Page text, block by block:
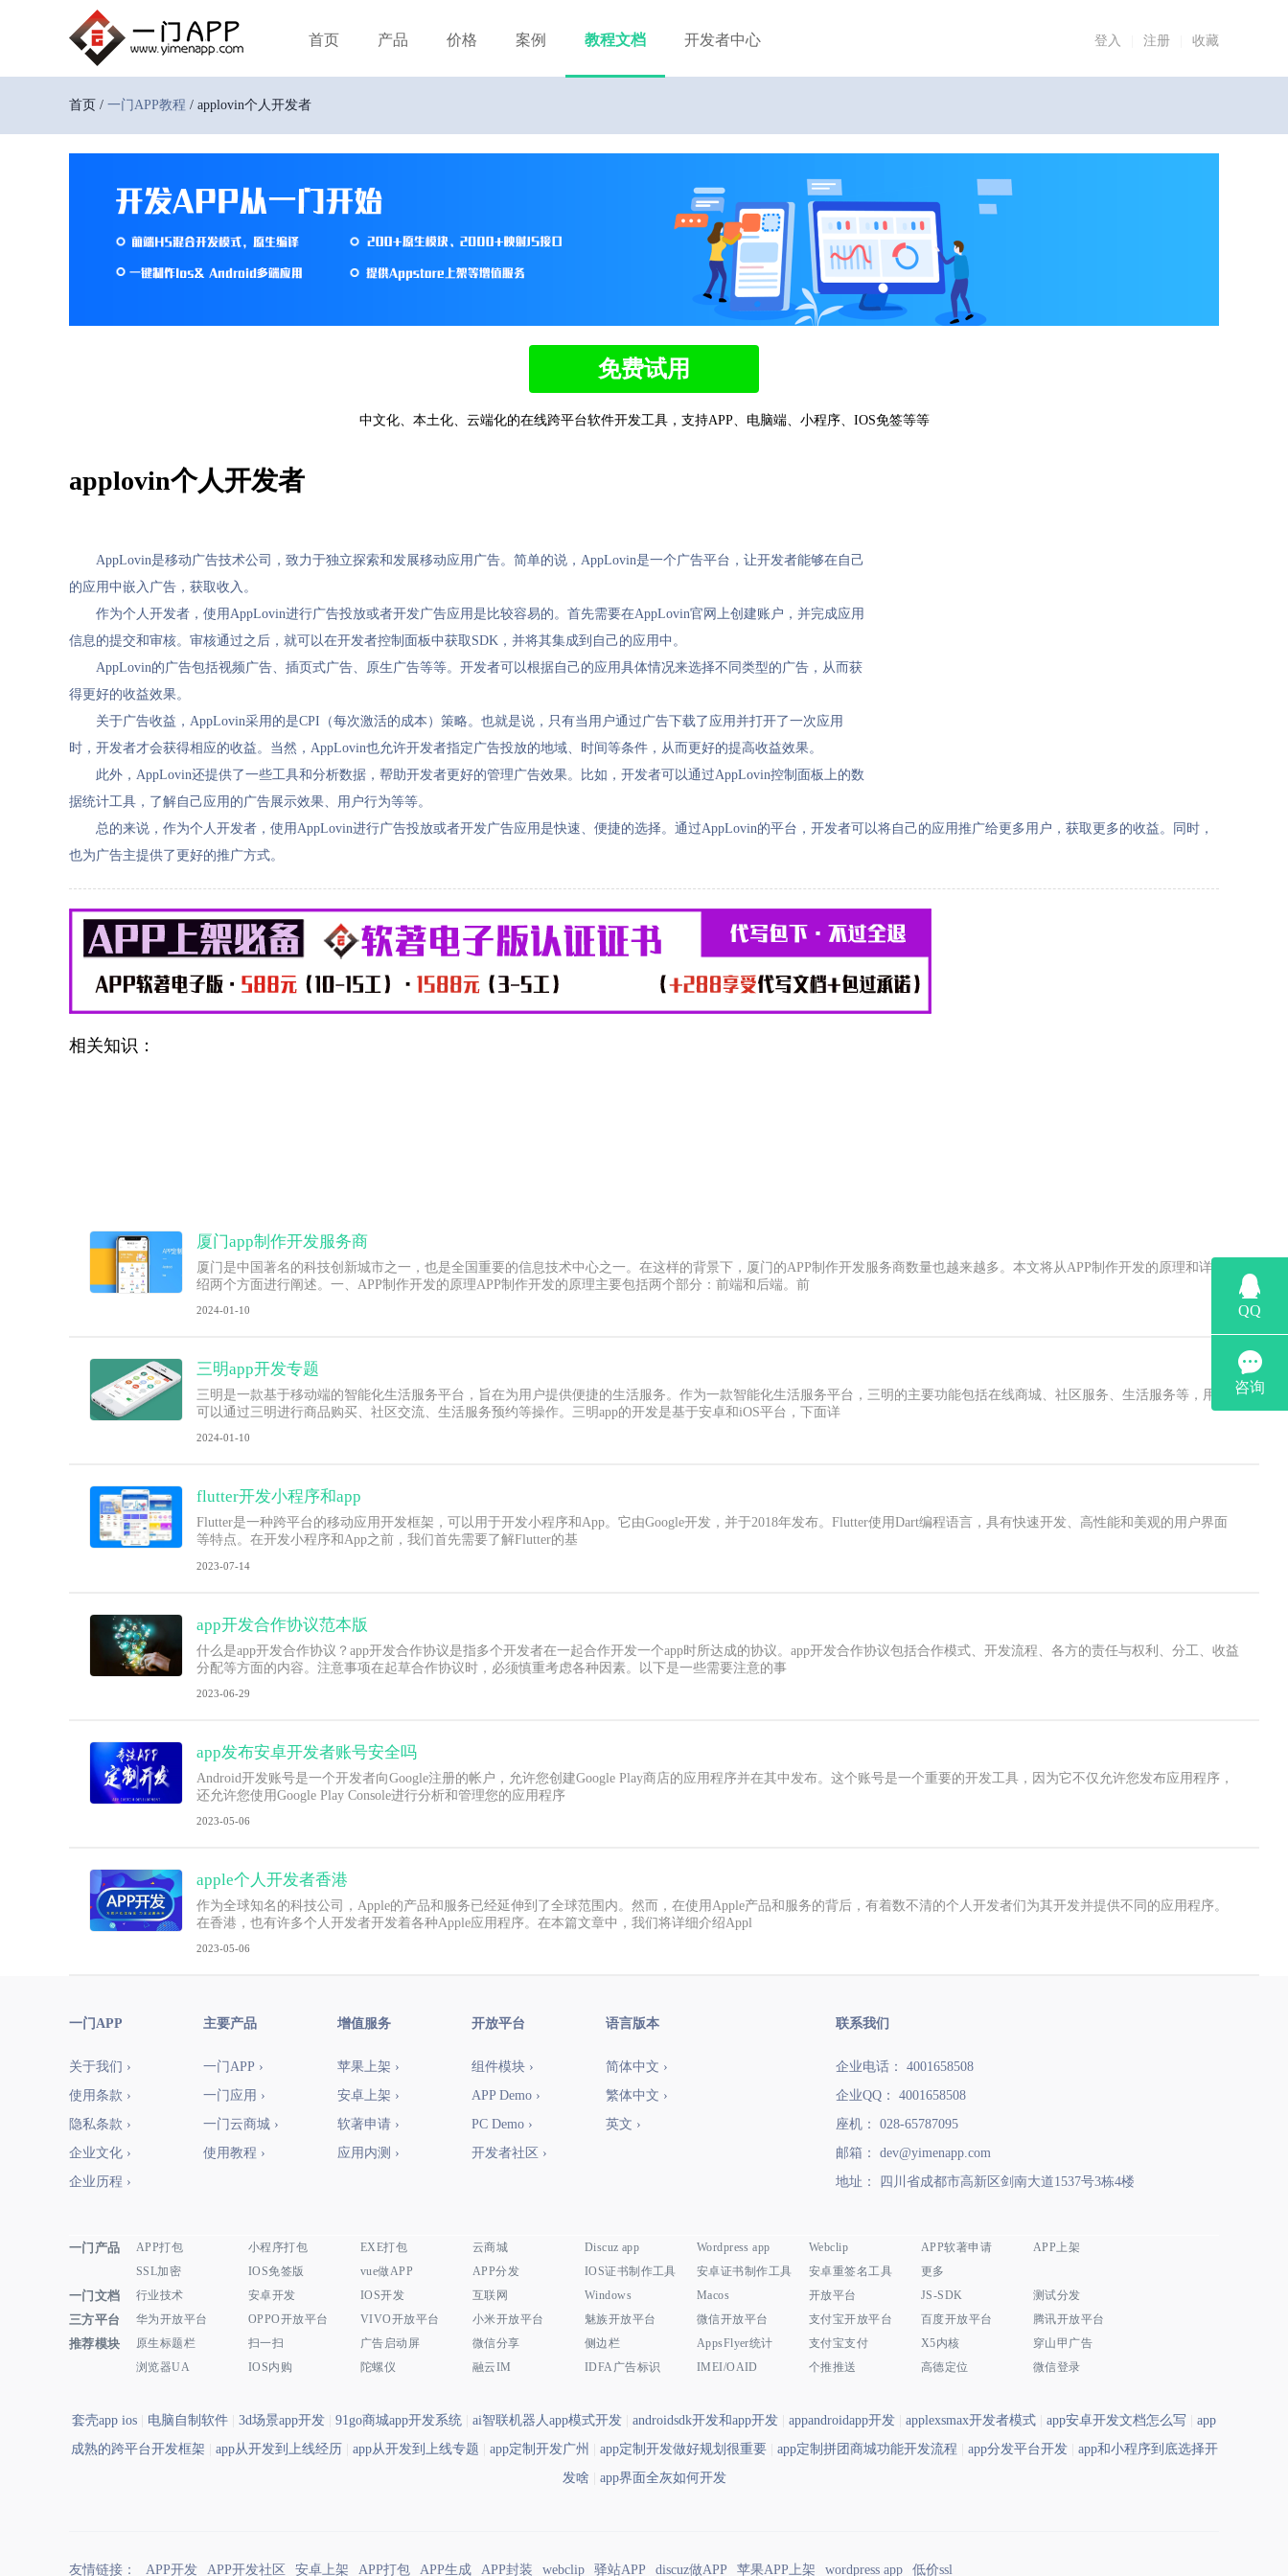
登入 注册 收藏
首页 产品 价格 案例 教程文档 开发者中心
首页 / 一门APP教程 / applovin个人开发者
免费试用
中文化、本土化、云端化的在线跨平台软件开发工具，支持APP、电脑端、小程序、IOS免签等等
applovin个人开发者
AppLovin是移动广告技术公司，致力于独立探索和发展移动应用广告。简单的说，AppLovin是一个广告平台，让开发者能够在自己
的应用中嵌入广告，获取收入。
作为个人开发者，使用AppLovin进行广告投放或者开发广告应用是比较容易的。首先需要在AppLovin官网上创建账户，并完成应用
信息的提交和审核。审核通过之后，就可以在开发者控制面板中获取SDK，并将其集成到自己的应用中。
AppLovin的广告包括视频广告、插页式广告、原生广告等等。开发者可以根据自己的应用具体情况来选择不同类型的广告，从而获
得更好的收益效果。
关于广告收益，AppLovin采用的是CPI（每次激活的成本）策略。也就是说，只有当用户通过广告下载了应用并打开了一次应用
时，开发者才会获得相应的收益。当然，AppLovin也允许开发者指定广告投放的地域、时间等条件，从而更好的提高收益效果。
此外，AppLovin还提供了一些工具和分析数据，帮助开发者更好的管理广告效果。比如，开发者可以通过AppLovin控制面板上的数
据统计工具，了解自己应用的广告展示效果、用户行为等等。
总的来说，作为个人开发者，使用AppLovin进行广告投放或者开发广告应用是快速、便捷的选择。通过AppLovin的平台，开发者可以将自己的应用推广给更多用户，获取更多的收益。同时，
也为广告主提供了更好的推广方式。
相关知识：
厦门app制作开发服务商
厦门是中国著名的科技创新城市之一，也是全国重要的信息技术中心之一。在这样的背景下，厦门的APP制作开发服务商数量也越来越多。本文将从APP制作开发的原理和详细介
绍两个方面进行阐述。一、APP制作开发的原理APP制作开发的原理主要包括两个部分：前端和后端。前
2024-01-10
三明app开发专题
三明是一款基于移动端的智能化生活服务平台，旨在为用户提供便捷的生活服务。作为一款智能化生活服务平台，三明的主要功能包括在线商城、社区服务、生活服务等，用户
可以通过三明进行商品购买、社区交流、生活服务预约等操作。三明app的开发是基于安卓和iOS平台，下面详
2024-01-10
flutter开发小程序和app
Flutter是一种跨平台的移动应用开发框架，可以用于开发小程序和App。它由Google开发，并于2018年发布。Flutter使用Dart编程语言，具有快速开发、高性能和美观的用户界面
等特点。在开发小程序和App之前，我们首先需要了解Flutter的基
2023-07-14
app开发合作协议范本版
什么是app开发合作协议？app开发合作协议是指多个开发者在一起合作开发一个app时所达成的协议。app开发合作协议包括合作模式、开发流程、各方的责任与权利、分工、收益
分配等方面的内容。注意事项在起草合作协议时，必须慎重考虑各种因素。以下是一些需要注意的事
2023-06-29
app发布安卓开发者账号安全吗
Android开发账号是一个开发者向Google注册的帐户，允许您创建Google Play商店的应用程序并在其中发布。这个账号是一个重要的开发工具，因为它不仅允许您发布应用程序，
还允许您使用Google Play Console进行分析和管理您的应用程序
2023-05-06
apple个人开发者香港
作为全球知名的科技公司，Apple的产品和服务已经延伸到了全球范围内。然而，在使用Apple产品和服务的背后，有着数不清的个人开发者们为其开发并提供不同的应用程序。
在香港，也有许多个人开发者开发着各种Apple应用程序。在本篇文章中，我们将详细介绍Appl
2023-05-06
一门APP
关于我们 ›
使用条款 ›
隐私条款 ›
企业文化 ›
企业历程 ›
主要产品
一门APP ›
一门应用 ›
一门云商城 ›
使用教程 ›
增值服务
苹果上架 ›
安卓上架 ›
软著申请 ›
应用内测 ›
开放平台
组件模块 ›
APP Demo ›
PC Demo ›
开发者社区 ›
语言版本
简体中文 ›
繁体中文 ›
英文 ›
联系我们
企业电话： 4001658508
企业QQ： 4001658508
座机： 028-65787095
邮箱： dev@yimenapp.com
地址： 四川省成都市高新区剑南大道1537号3栋4楼
一门产品 APP打包 小程序打包 EXE打包 云商城 Discuz app Wordpress app Webclip APP软著申请
APP上架
SSL加密
IOS免签版 vue做APP APP分发 IOS证书制作工具 安卓证书制作工具 安卓重签名工具 更多
一门文档 行业技术 安卓开发 IOS开发 互联网 Windows Macos 开放平台 JS-SDK 测试分发
三方平台 华为开放平台 OPPO开放平台 VIVO开放平台 小米开放平台 魅族开放平台 微信开放平台 支付宝开放平台 百度开放平台 腾讯开放平台
推荐模块 原生标题栏 扫一扫 广告启动屏 微信分享 侧边栏 AppsFlyer统计 支付宝支付 X5内核
穿山甲广告
浏览器UA
IOS内购 陀螺仪 融云IM IDFA广告标识 IMEI/OAID 个推推送 高德定位 微信登录
套壳app ios 电脑自制软件 3d场景app开发 91go商城app开发系统 ai智联机器人app模式开发 androidsdk开发和app开发 appandroidapp开发 applexsmax开发者模式 app安卓开发文档怎么写
app
成熟的跨平台开发框架
app从开发到上线经历 app从开发到上线专题 app定制开发广州 app定制开发做好规划很重要 app定制拼团商城功能开发流程 app分发平台开发
app和小程序到底选择开
发啥
app界面全灰如何开发
友情链接： APP开发 APP开发社区 安卓上架 APP打包 APP生成 APP封装 webclip 驿站APP discuz做APP 苹果APP上架 wordpress app 低价ssl